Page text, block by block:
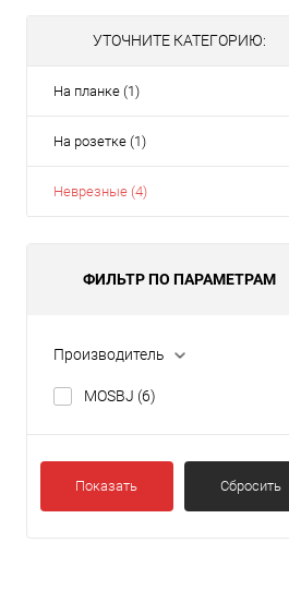
УТОЧНИТЕ КАТЕГОРИЮ:
На планке (1)
На розетке (1)
Неврезные (4)
ФИЛЬТР ПО ПАРАМЕТРАМ
Производитель
MOSBJ (6)
Показать Сбросить